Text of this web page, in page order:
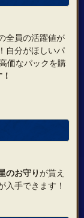
全員の活躍値が
自分がほしいパ
価なパックを購
のお守りが貰え
入手できます！